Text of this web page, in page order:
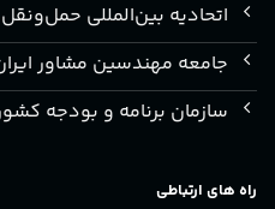
اتحادیه بین‌المللی
جامعه مهندسین مشاور
سازمان برنامه و بودجه
راه های ارتباطی